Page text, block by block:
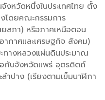
งหวัดหนึ่งในประเทศไทย ตั้ง
โดยคณะกรรมการ
สภา) หรือภาคเหนือตอน
กาศและเศรษฐกิจ สังคม)
ทางหลวงแผ่นดินประมาณ
กับจังหวัดแพร่ อุตรดิตถ์
ปาง (เรียงตามเข็มนาฬิกา